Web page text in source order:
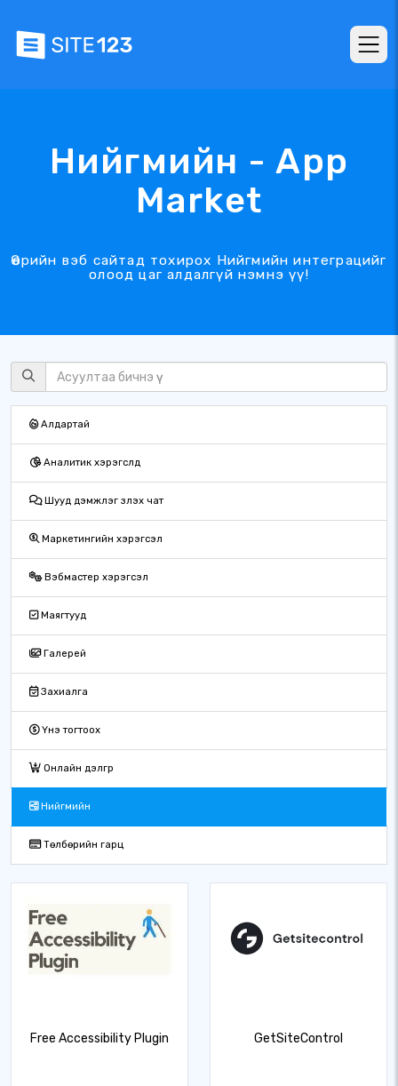
Нийгмийн - App
Market
Өөрийн вэб сайтад тохирох Нийгмийн интеграцийг
олоод цаг алдалгүй нэмнэ үү!
Алдартай
Аналитик хэрэгслүүд
Шууд дэмжлэг үзүүлэх чат
Маркетингийн хэрэгсэл
Вэбмастер хэрэгсэл
Маягтууд
Галерей
Захиалга
Үнэ тогтоох
Онлайн дэлгүүр
Нийгмийн
Төлбөрийн гарц
Free Accessibility Plugin GetSiteControl